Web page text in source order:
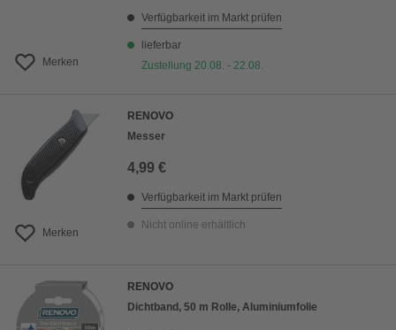
Merken
Verfügbarkeit im Markt prüfen
lieferbar
Zustellung 20.08. - 22.08.
Merken
RENOVO
Messer
4,99 €
Verfügbarkeit im Markt prüfen
Nicht online erhältlich
RENOVO
Dichtband, 50 m Rolle, Aluminiumfolie